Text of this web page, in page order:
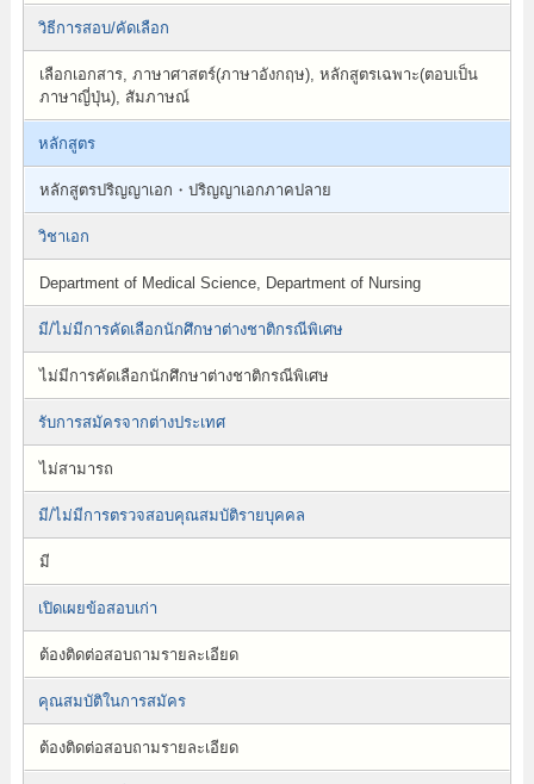
วิธีการสอบ/คัดเลือก
เลือกเอกสาร, ภาษาศาสตร์(ภาษาอังกฤษ), หลักสูตรเฉพาะ(ตอบเป็น
ภาษาญี่ปุ่น), สัมภาษณ์
หลักสูตร
หลักสูตรปริญญาเอก・ปริญญาเอกภาคปลาย
วิชาเอก
Department of Medical Science, Department of Nursing
มี/ไม่มีการคัดเลือกนักศึกษาต่างชาติกรณีพิเศษ
ไม่มีการคัดเลือกนักศึกษาต่างชาติกรณีพิเศษ
รับการสมัครจากต่างประเทศ
ไม่สามารถ
มี/ไม่มีการตรวจสอบคุณสมบัติรายบุคคล
มี
เปิดเผยข้อสอบเก่า
ต้องติดต่อสอบถามรายละเอียด
คุณสมบัติในการสมัคร
ต้องติดต่อสอบถามรายละเอียด